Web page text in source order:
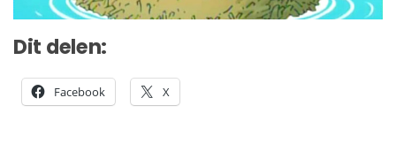
Dit delen:
Facebook X